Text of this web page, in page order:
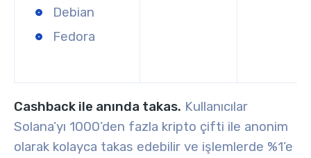
Debian
Fedora
Cashback ile anında takas. Kullanıcılar
Solana’yı 1000’den fazla kripto çifti ile anonim
olarak kolayca takas edebilir ve işlemlerde %1’e